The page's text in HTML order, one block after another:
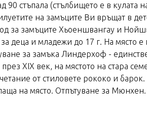
90 стъпала (стълбището е в кулата
на замъците Ви връщат в
за замъците Хьоеншвангау и
деца и младежи до 17 г. На
за замъка Линдерхоф -
XIX век, на мястото на стара
от стиловете рококо и
на място. Отпътуване за